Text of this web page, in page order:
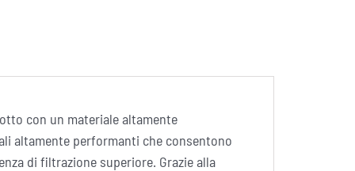
con un materiale altamente
altamente performanti che consentono
di filtrazione superiore. Grazie alla